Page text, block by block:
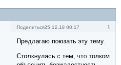
Поделиться 1
25.12.19 00:17
Предлагаю поюзать эту тему.
Столкнулась с тем, что толком